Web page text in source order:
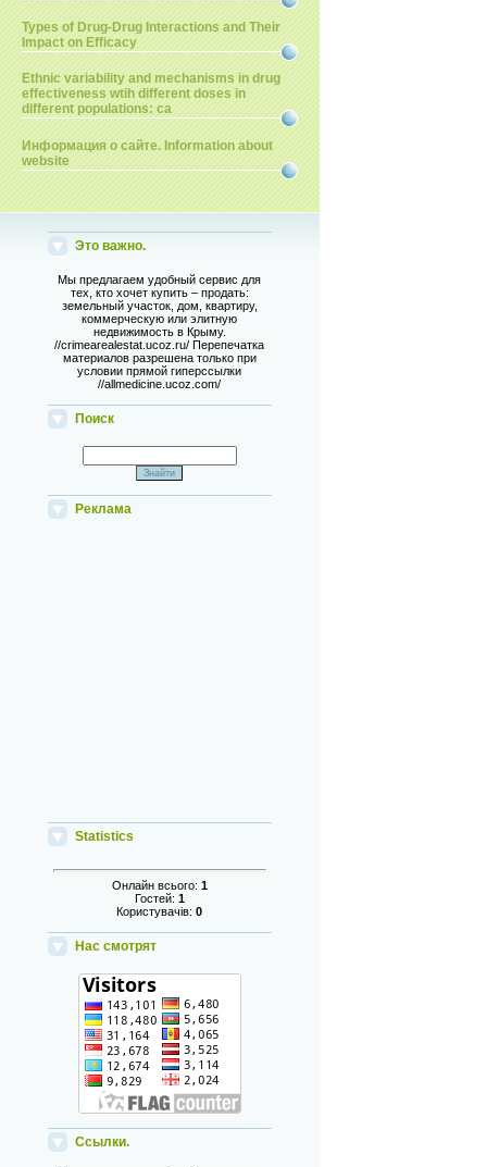
Types of Drug-Drug Interactions and Their
Impact on Efficacy
Ethnic variability and mechanisms in drug
effectiveness wtih different doses in
different populations: ca
Информация о сайте. Information about
website
Это важно.
Мы предлагаем удобный сервис для
тех, кто хочет купить – продать:
земельный участок, дом, квартиру,
коммерческую или элитную
недвижимость в Крыму.
//crimearealestat.ucoz.ru/ Перепечатка
материалов разрешена только при
условии прямой гиперссылки
//allmedicine.ucoz.com/
Поиск
Реклама
Statistics
Онлайн всього: 1
Гостей: 1
Користувачів:0
Нас смотрят
Ссылки.